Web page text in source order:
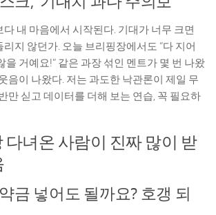
내 마음에서 시작된다. 기대가 너무 크면
지 않던가. 오늘 브리핑장에서도 “다 지어
을 거예요!” 같은 과장 섞인 멘트가 몇 번 나왔
음이 나왔다. 저는 과도한 낙관론이 제일 무
만 싣고 데이터를 더해 보는 연습, 꼭 필요하
녀온 사람이 진짜 많이 받
금 넣어도 될까요? 호갱 되